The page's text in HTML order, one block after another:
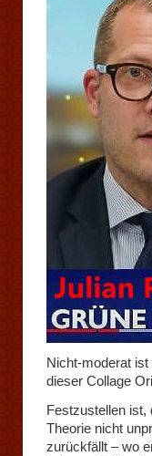
Nicht-moderat
dieser Collage
Festzustellen
Theorie nicht
zurückfällt – wo